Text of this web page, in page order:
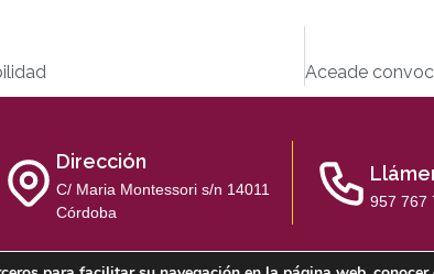
Dirección
C/ Maria Montessori s/n 14011
Córdoba
957 767